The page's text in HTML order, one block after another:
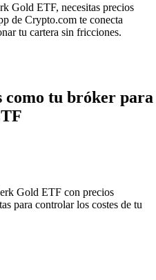
Gold ETF, necesitas precios
de Crypto.com te conecta
tu cartera sin fricciones.
como tu bróker para
Gold ETF con precios
para controlar los costes de tu